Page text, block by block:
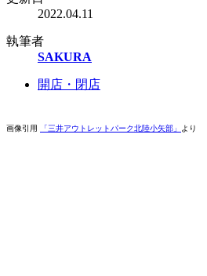
2022.04.11
執筆者
SAKURA
開店・閉店
画像引用 「三井アウトレットパーク北陸小矢部」 より